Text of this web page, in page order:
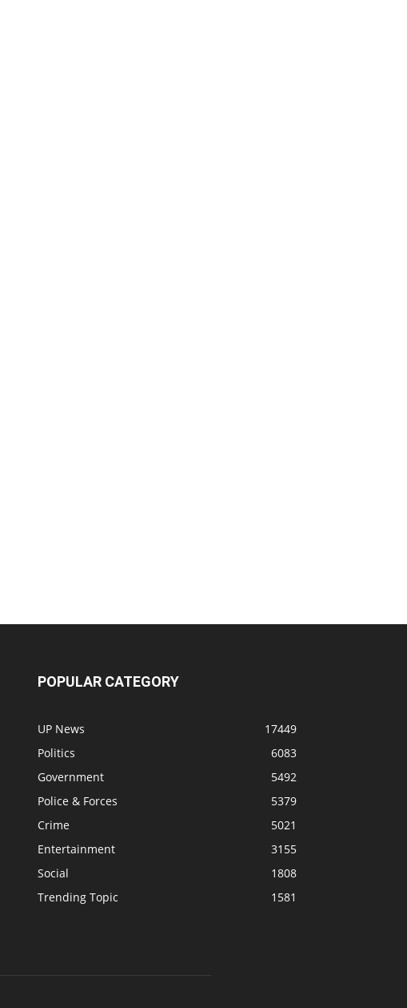
POPULAR CATEGORY
UP News
17449
Politics
6083
Government
5492
Police & Forces
5379
Crime
5021
Entertainment
3155
Social
1808
Trending Topic
1581